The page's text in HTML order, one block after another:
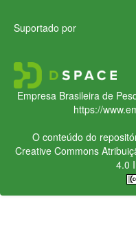
Suportado por
Empresa Brasileira de
https://
O conteúdo do
Creative Commons
4.0